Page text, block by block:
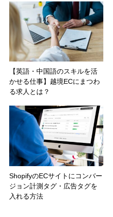
【英語・中国語のスキルを活
かせる仕事】越境ECにまつわ
る求人とは？
ShopifyのECサイトにコンバー
ジョン計測タグ・広告タグを
入れる方法